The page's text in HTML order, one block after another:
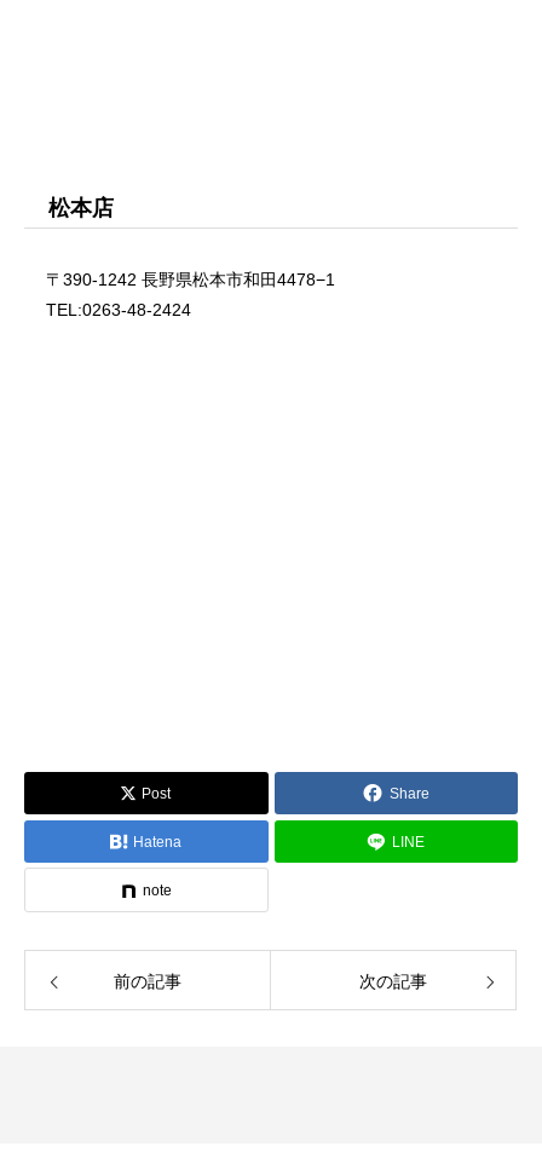
松本店
〒390-1242 長野県松本市和田4478−1
TEL:0263-48-2424
Post Share
Hatena LINE
note
前の記事 次の記事